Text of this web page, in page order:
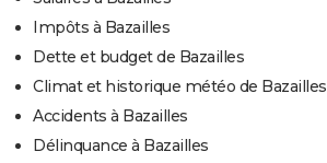
Impôts à Bazailles
Dette et budget de Bazailles
Climat et historique météo de Bazailles
Accidents à Bazailles
Délinquance à Bazailles